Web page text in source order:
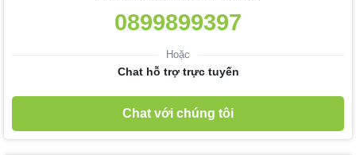
0899899397
Hoặc
Chat hỗ trợ trực tuyến
Chat với chúng tôi